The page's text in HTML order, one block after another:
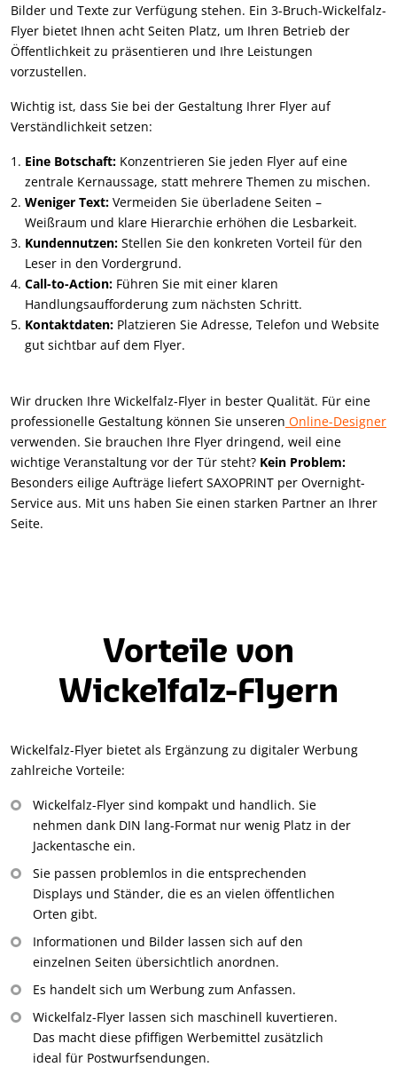
Bilder und Texte zur Verfügung stehen. Ein 3-Bruch-Wickelfalz-
Flyer bietet Ihnen acht Seiten Platz, um Ihren Betrieb der
Öffentlichkeit zu präsentieren und Ihre Leistungen
vorzustellen.
Wichtig ist, dass Sie bei der Gestaltung Ihrer Flyer auf
Verständlichkeit setzen:
Eine Botschaft: Konzentrieren Sie jeden Flyer auf eine
zentrale Kernaussage, statt mehrere Themen zu mischen.
Weniger Text: Vermeiden Sie überladene Seiten –
Weißraum und klare Hierarchie erhöhen die Lesbarkeit.
Kundennutzen: Stellen Sie den konkreten Vorteil für den
Leser in den Vordergrund.
Call-to-Action: Führen Sie mit einer klaren
Handlungsaufforderung zum nächsten Schritt.
Kontaktdaten: Platzieren Sie Adresse, Telefon und Website
gut sichtbar auf dem Flyer.
Wir drucken Ihre Wickelfalz-Flyer in bester Qualität. Für eine
professionelle Gestaltung können Sie unseren Online-Designer
verwenden. Sie brauchen Ihre Flyer dringend, weil eine
wichtige Veranstaltung vor der Tür steht? Kein Problem:
Besonders eilige Aufträge liefert SAXOPRINT per Overnight-
Service aus. Mit uns haben Sie einen starken Partner an Ihrer
Seite.
Vorteile von
Wickelfalz-Flyern
Wickelfalz-Flyer bietet als Ergänzung zu digitaler Werbung
zahlreiche Vorteile:
Wickelfalz-Flyer sind kompakt und handlich. Sie
nehmen dank DIN lang-Format nur wenig Platz in der
Jackentasche ein.
Sie passen problemlos in die entsprechenden
Displays und Ständer, die es an vielen öffentlichen
Orten gibt.
Informationen und Bilder lassen sich auf den
einzelnen Seiten übersichtlich anordnen.
Es handelt sich um Werbung zum Anfassen.
Wickelfalz-Flyer lassen sich maschinell kuvertieren.
Das macht diese pfiffigen Werbemittel zusätzlich
ideal für Postwurfsendungen.